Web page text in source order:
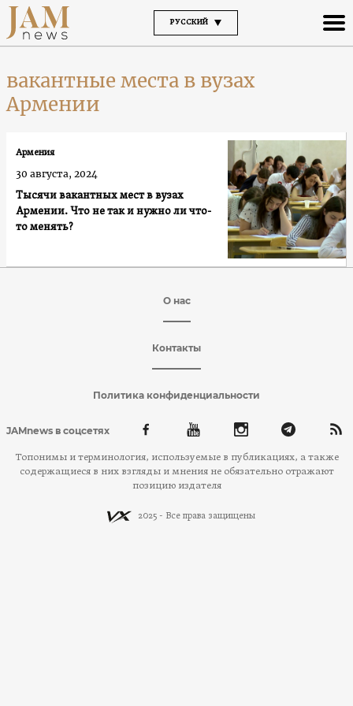
РУССКИЙ
вакантные места в вузах
Армении
Тысячи вакантных мест в вузах
Армении. Что не так и нужно ли что-
то менять?
Армения
30 августа, 2024
О нас
Контакты
Политика конфиденциальности
JAMnews в соцсетях
Топонимы и терминология, используемые в публикациях, а также
содержащиеся в них взгляды и мнения не обязательно отражают
позицию издателя
2025 - Все права защищены